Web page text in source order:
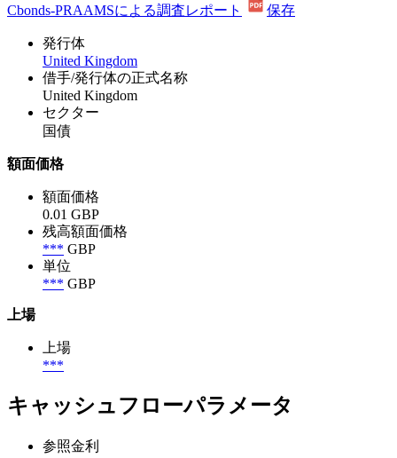
Cbonds-PRAAMSによる調査レポート
保存
発行体
United Kingdom
借手/発行体の正式名称
United Kingdom
セクター
国債
額面価格
額面価格
0.01 GBP
残高額面価格
*** GBP
単位
*** GBP
上場
上場
***
キャッシュフローパラメータ
参照金利